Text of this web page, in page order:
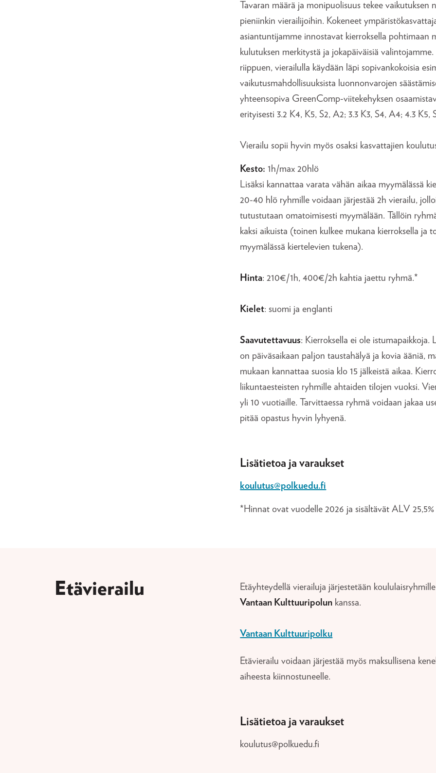
Tavaran määrä ja monipuolisuus tekee vaikutuksen
pieniinkin vierailijoihin. Kokeneet
asiantuntijamme innostavat kierroksella pohtimaan
kulutuksen merkitystä ja jokapäiväisiä
riippuen, vierailulla käydään läpi sopivankokoisia
vaikutusmahdollisuuksista luonnonvarojen
yhteensopiva GreenComp-viitekehyksen
erityisesti 3.2 K4, K5, S2, A2; 3.3 K3, S4, A4; 4.3 K5,
Vierailu sopii hyvin myös osaksi kasvattajien
Kesto: 1h/max 20hlö
Lisäksi kannattaa varata vähän aikaa myymälässä
20-40 hlö ryhmille voidaan järjestää 2h vierailu,
tutustutaan omatoimisesti myymälään. Tällöin
kaksi aikuista (toinen kulkee mukana kierroksella ja
myymälässä kiertelevien tukena).
Hinta: 210€/1h, 400€/2h kahtia jaettu ryhmä.*
Kielet: suomi ja englanti
Saavutettavuus: Kierroksella ei ole istumapaikkoja.
on päiväsaikaan paljon taustahälyä ja kovia ääniä,
mukaan kannattaa suosia klo 15 jälkeistä aikaa.
liikuntaesteisten ryhmille ahtaiden tilojen vuoksi.
yli 10 vuotiaille. Tarvittaessa ryhmä voidaan jakaa
pitää opastus hyvin lyhyenä.
Lisätietoa ja varaukset
koulutus@polkuedu.fi
*Hinnat ovat vuodelle 2026 ja sisältävät ALV 25,5%
Etävierailu
Etäyhteydellä vierailuja järjestetään
Vantaan Kulttuuripolun kanssa.
Vantaan Kulttuuripolku
Etävierailu voidaan järjestää myös maksullisena
aiheesta kiinnostuneelle.
Lisätietoa ja varaukset
koulutus@polkuedu.fi